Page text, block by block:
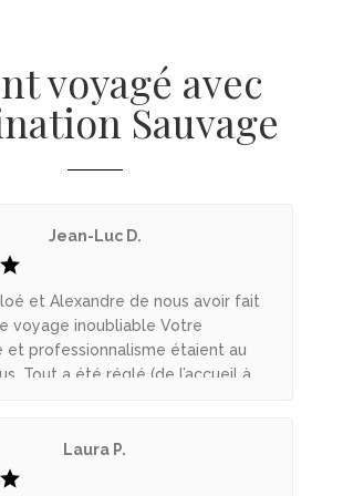
voyagé avec
Sauvage
Jean-Luc D.
et Alexandre de nous avoir fait
voyage inoubliable Votre
et professionnalisme étaient au
Tout a été réglé (de l’accueil à
Merci de nous avoir fait vivre
À bientôt pour une
Laura P.